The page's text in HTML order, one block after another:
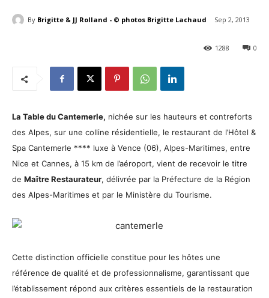
By Brigitte & JJ Rolland - © photos Brigitte Lachaud Sep 2, 2013
0
1288
La Table du Cantemerle, nichée sur les hauteurs et contreforts
des Alpes, sur une colline résidentielle, le restaurant de l’Hôtel &
Spa Cantemerle **** luxe à Vence (06), Alpes-Maritimes, entre
Nice et Cannes, à 15 km de l’aéroport, vient de recevoir le titre
de Maître Restaurateur, délivrée par la Préfecture de la Région
des Alpes-Maritimes et par le Ministère du Tourisme.
Cette distinction officielle constitue pour les hôtes une
référence de qualité et de professionnalisme, garantissant que
l’établissement répond aux critères essentiels de la restauration